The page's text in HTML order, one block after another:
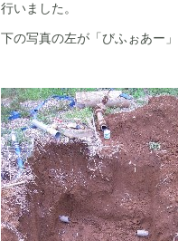
行いました。
下の写真の左が「びふぉあー